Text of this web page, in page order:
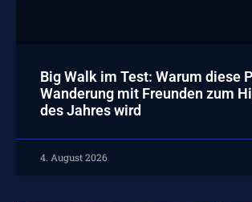
Big Walk im Test: Warum diese
Wanderung mit Freunden zum
des Jahres wird
4. August 2026